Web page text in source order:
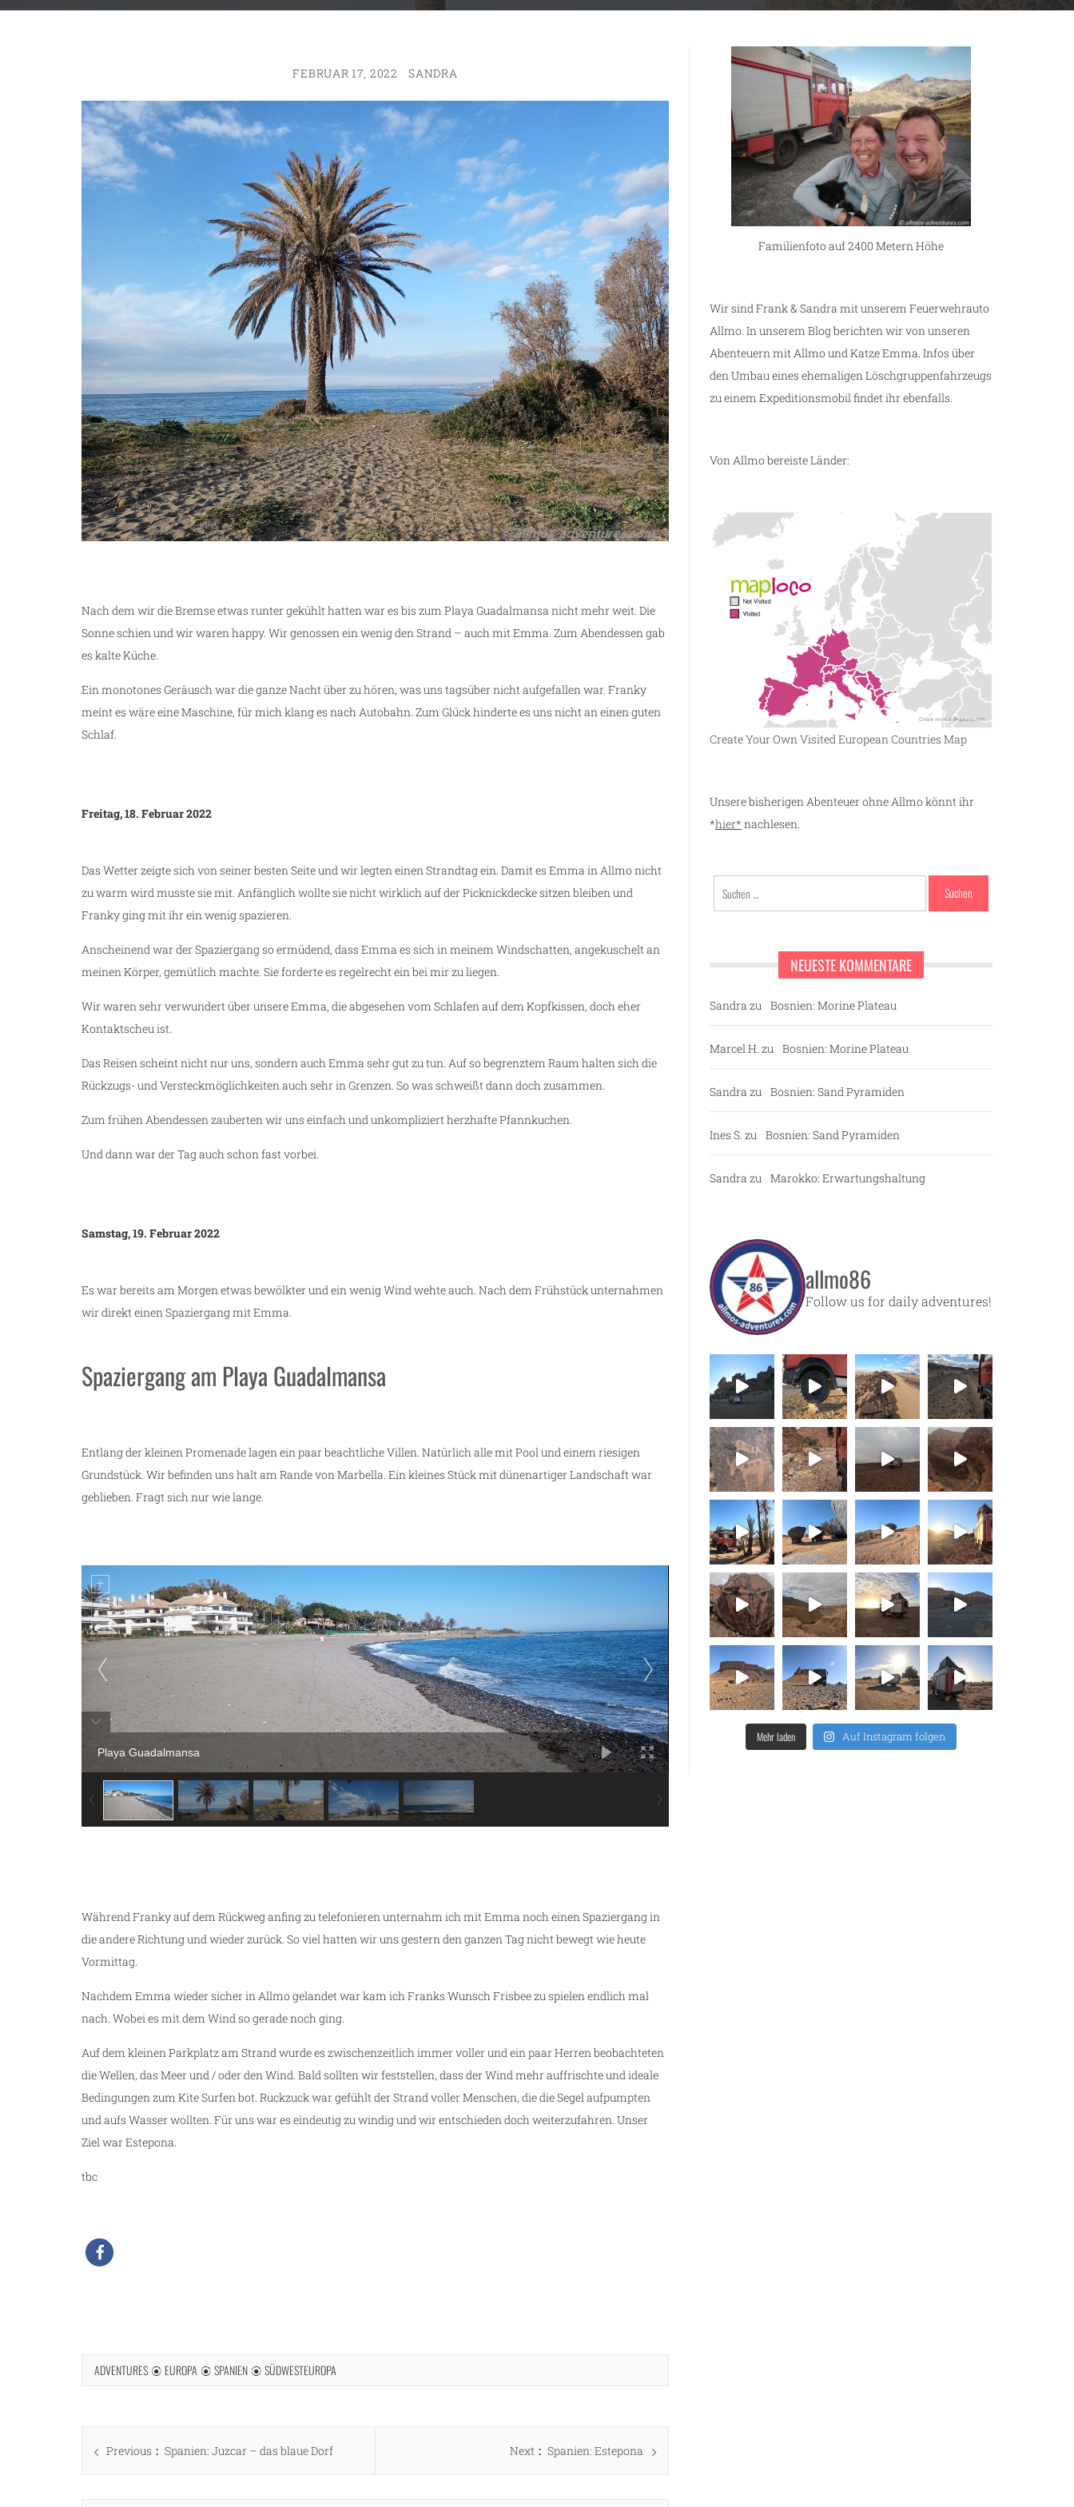
FEBRUAR 17, 2022 SANDRA
Nach dem wir die Bremse etwas runter gekühlt hatten war es bis zum Playa Guadalmansa nicht mehr weit. Die
Sonne schien und wir waren happy. Wir genossen ein wenig den Strand – auch mit Emma. Zum Abendessen gab
es kalte Küche.
Ein monotones Geräusch war die ganze Nacht über zu hören, was uns tagsüber nicht aufgefallen war. Franky
meint es wäre eine Maschine, für mich klang es nach Autobahn. Zum Glück hinderte es uns nicht an einen guten
Schlaf.
Freitag, 18. Februar 2022
Das Wetter zeigte sich von seiner besten Seite und wir legten einen Strandtag ein. Damit es Emma in Allmo nicht
zu warm wird musste sie mit. Anfänglich wollte sie nicht wirklich auf der Picknickdecke sitzen bleiben und
Franky ging mit ihr ein wenig spazieren.
Anscheinend war der Spaziergang so ermüdend, dass Emma es sich in meinem Windschatten, angekuschelt an
meinen Körper, gemütlich machte. Sie forderte es regelrecht ein bei mir zu liegen.
Wir waren sehr verwundert über unsere Emma, die abgesehen vom Schlafen auf dem Kopfkissen, doch eher
Kontaktscheu ist.
Das Reisen scheint nicht nur uns, sondern auch Emma sehr gut zu tun. Auf so begrenztem Raum halten sich die
Rückzugs- und Versteckmöglichkeiten auch sehr in Grenzen. So was schweißt dann doch zusammen.
Zum frühen Abendessen zauberten wir uns einfach und unkompliziert herzhafte Pfannkuchen.
Und dann war der Tag auch schon fast vorbei.
Samstag, 19. Februar 2022
Es war bereits am Morgen etwas bewölkter und ein wenig Wind wehte auch. Nach dem Frühstück unternahmen
wir direkt einen Spaziergang mit Emma.
Spaziergang am Playa Guadalmansa
Entlang der kleinen Promenade lagen ein paar beachtliche Villen. Natürlich alle mit Pool und einem riesigen
Grundstück. Wir befinden uns halt am Rande von Marbella. Ein kleines Stück mit dünenartiger Landschaft war
geblieben. Fragt sich nur wie lange.
Playa Guadalmansa
Während Franky auf dem Rückweg anfing zu telefonieren unternahm ich mit Emma noch einen Spaziergang in
die andere Richtung und wieder zurück. So viel hatten wir uns gestern den ganzen Tag nicht bewegt wie heute
Vormittag.
Nachdem Emma wieder sicher in Allmo gelandet war kam ich Franks Wunsch Frisbee zu spielen endlich mal
nach. Wobei es mit dem Wind so gerade noch ging.
Auf dem kleinen Parkplatz am Strand wurde es zwischenzeitlich immer voller und ein paar Herren beobachteten
die Wellen, das Meer und / oder den Wind. Bald sollten wir feststellen, dass der Wind mehr auffrischte und ideale
Bedingungen zum Kite Surfen bot. Ruckzuck war gefühlt der Strand voller Menschen, die die Segel aufpumpten
und aufs Wasser wollten. Für uns war es eindeutig zu windig und wir entschieden doch weiterzufahren. Unser
Ziel war Estepona.
tbc
ADVENTURES EUROPA SPANIEN SÜDWESTEUROPA
Beitragsnavigation
Previous
Previous
Spanien: Juzcar – das blaue Dorf Next
Next
Spanien: Estepona
Familienfoto auf 2400 Metern Höhe
Wir sind Frank & Sandra mit unserem Feuerwehrauto
Allmo. In unserem Blog berichten wir von unseren
Abenteuern mit Allmo und Katze Emma. Infos über
den Umbau eines ehemaligen Löschgruppenfahrzeugs
zu einem Expeditionsmobil findet ihr ebenfalls.
Von Allmo bereiste Länder:
Create Your Own Visited European Countries Map
Unsere bisherigen Abenteuer ohne Allmo könnt ihr
*hier* nachlesen.
Suchen
nach:
NEUESTE KOMMENTARE
Sandra zu Bosnien: Morine Plateau
Marcel H. zu Bosnien: Morine Plateau
Sandra zu Bosnien: Sand Pyramiden
Ines S. zu Bosnien: Sand Pyramiden
Sandra zu Marokko: Erwartungshaltung
allmo86
Follow us for daily adventures!
Mehr laden Auf Instagram folgen